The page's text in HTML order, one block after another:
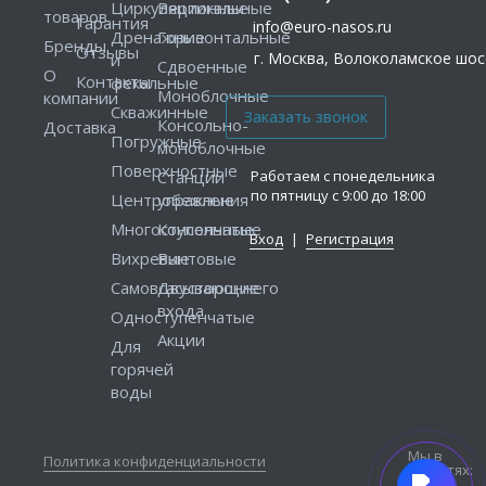
info@euro-nasos.ru
г. Москва, Волоколамское
Работаем с понедельника
по пятницу с 9:00 до 18:00
Вход | Регистрация
товаров
Бренды
О
компании
Доставка
Гарантия
Отзывы
Контакты
Циркуляционные
Дренажные
и
фекальные
Скважинные
Погружные
Поверхностные
Центробежные
Многоступенчатые
Вихревые
Самовсасывающие
Одноступенчатые
Для
горячей
воды
Вертикальные
Горизонтальные
Сдвоенные
Моноблочные
Консольно-
моноблочные
Станции
управления
Консольные
Винтовые
Двустороннего
входа
Акции
Политика конфиденциальности
Мы в
соцсетях: